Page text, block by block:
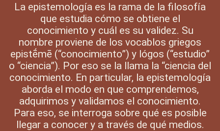
La epistemología es la rama de la filosofía
que estudia cómo se obtiene el
conocimiento y cuál es su validez. Su
nombre proviene de los vocablos griegos
epistḗmē (“conocimiento”) y lógos (“estudio”
o “ciencia”). Por eso se la llama la “ciencia del
conocimiento. En particular, la epistemología
aborda el modo en que comprendemos,
adquirimos y validamos el conocimiento.
Para eso, se interroga sobre qué es posible
llegar a conocer y a través de qué medios.